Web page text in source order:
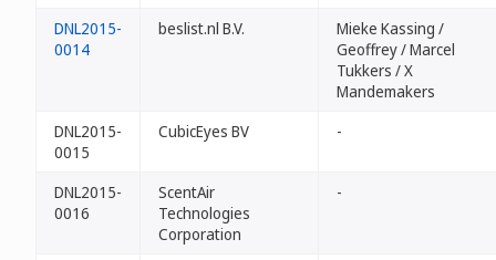
DNL2015-
0014
beslist.nl B.V.
Mieke Kassing /
Geoffrey / Marcel
Tukkers / X
Mandemakers
DNL2015-
0015
CubicEyes BV -
DNL2015-
0016
ScentAir
Technologies
Corporation
-